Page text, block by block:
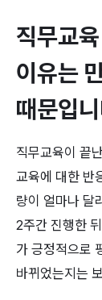
직무교
이유는
때문입
직무교육이 끝
교육에 대한 반
량이 얼마나 달
2주간 진행한
가 긍정적으로
바뀌었는지는